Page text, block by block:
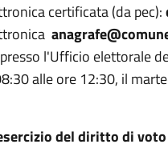
certificata (da pec):
l'Ufficio elettorale
alle ore 12:30, il
del diritto di